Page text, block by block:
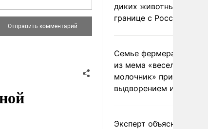
диких животных на
границе с Россией
Семье фермера
из мема «веселый
молочник» пригрозили
выдворением из
Эксперт объяснил